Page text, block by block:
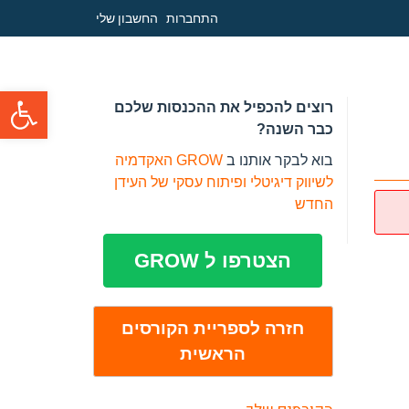
התחברות החשבון שלי
רוצים להכפיל את ההכנסות שלכם
כבר השנה?
בוא לבקר אותנו ב
GROW האקדמיה
לשיווק דיגיטלי ופיתוח עסקי של העידן
החדש
הצטרפו ל GROW
חזרה לספריית הקורסים
הראשית
פתח